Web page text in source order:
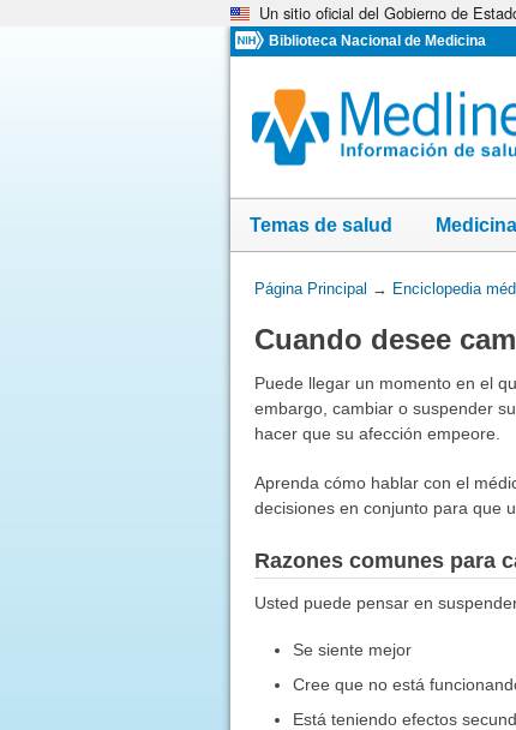
Un sitio oficial del Gobierno de
Biblioteca Nacional de Medicina
Temas de salud
Usted
aquí:
Página Principal → Enciclopedia
Cuando desee
Puede llegar un momento en el
embargo, cambiar o suspender
hacer que su afección empeore.
Aprenda cómo hablar con el
decisiones en conjunto para que
Razones comunes para
Usted puede pensar en
Se siente mejor
Cree que no está
Está teniendo efectos